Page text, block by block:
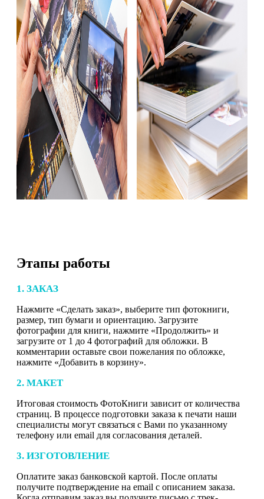
Этапы работы
1. ЗАКАЗ
Нажмите «Сделать заказ», выберите тип фотокниги,
размер, тип бумаги и ориентацию. Загрузите
фотографии для книги, нажмите «Продолжить» и
загрузите от 1 до 4 фотографий для обложки. В
комментарии оставьте свои пожелания по обложке,
нажмите «Добавить в корзину».
2. МАКЕТ
Итоговая стоимость ФотоКниги зависит от количества
страниц. В процессе подготовки заказа к печати наши
специалисты могут связаться с Вами по указанному
телефону или email для согласования деталей.
3. ИЗГОТОВЛЕНИЕ
Оплатите заказ банковской картой. После оплаты
получите подтверждение на email с описанием заказа.